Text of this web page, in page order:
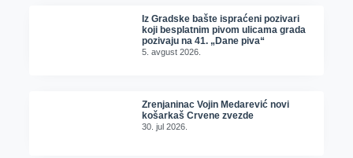
Iz Gradske bašte ispraćeni pozivari
koji besplatnim pivom ulicama grada
pozivaju na 41. „Dane piva“
5. avgust 2026.
Zrenjaninac Vojin Medarević novi
košarkaš Crvene zvezde
30. jul 2026.